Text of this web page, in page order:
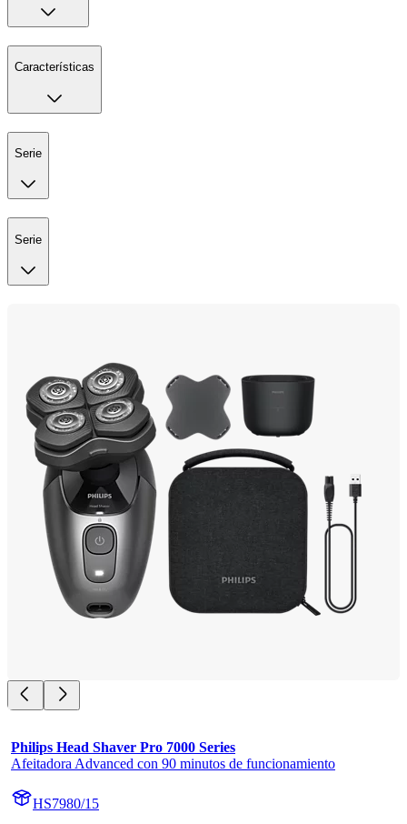
Características
Serie
Serie
Philips Head Shaver Pro 7000 Series
Afeitadora Advanced con 90 minutos de funcionamiento
HS7980/15